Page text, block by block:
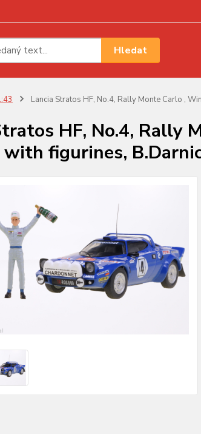
Hledat
Lancia Stratos HF, No.4, Rally Monte Carlo ,
HF, No.4, Rally
with figurines,